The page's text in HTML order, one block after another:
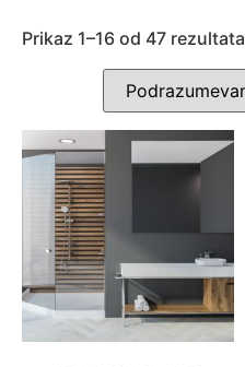
Prikaz 1–16 od 47 rezultata